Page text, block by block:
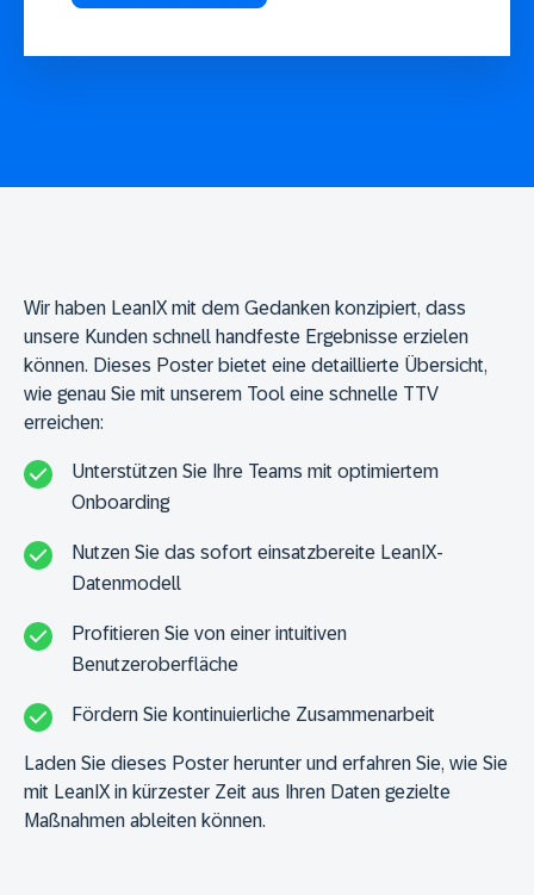
Wir haben LeanIX mit dem Gedanken konzipiert, dass
unsere Kunden schnell handfeste Ergebnisse erzielen
können. Dieses Poster bietet eine detaillierte Übersicht,
wie genau Sie mit unserem Tool eine schnelle TTV
erreichen:
Unterstützen Sie Ihre Teams mit optimiertem
Onboarding
Nutzen Sie das sofort einsatzbereite LeanIX-
Datenmodell
Profitieren Sie von einer intuitiven
Benutzeroberfläche
Fördern Sie kontinuierliche Zusammenarbeit
Laden Sie dieses Poster herunter und erfahren Sie, wie Sie
mit LeanIX in kürzester Zeit aus Ihren Daten gezielte
Maßnahmen ableiten können.